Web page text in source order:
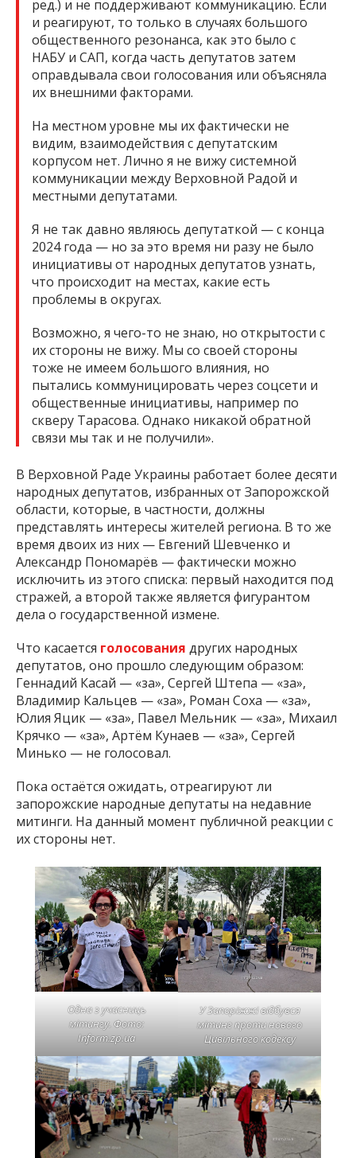
ред.) и не поддерживают коммуникацию. Если
и реагируют, то только в случаях большого
общественного резонанса, как это было с
НАБУ и САП, когда часть депутатов затем
оправдывала свои голосования или объясняла
их внешними факторами.
На местном уровне мы их фактически не
видим, взаимодействия с депутатским
корпусом нет. Лично я не вижу системной
коммуникации между Верховной Радой и
местными депутатами.
Я не так давно являюсь депутаткой — с конца
2024 года — но за это время ни разу не было
инициативы от народных депутатов узнать,
что происходит на местах, какие есть
проблемы в округах.
Возможно, я чего-то не знаю, но открытости с
их стороны не вижу. Мы со своей стороны
тоже не имеем большого влияния, но
пытались коммуницировать через соцсети и
общественные инициативы, например по
скверу Тарасова. Однако никакой обратной
связи мы так и не получили».
В Верховной Раде Украины работает более десяти
народных депутатов, избранных от Запорожской
области, которые, в частности, должны
представлять интересы жителей региона. В то же
время двоих из них — Евгений Шевченко и
Александр Пономарёв — фактически можно
исключить из этого списка: первый находится под
стражей, а второй также является фигурантом
дела о государственной измене.
Что касается голосования других народных
депутатов, оно прошло следующим образом:
Геннадий Касай — «за», Сергей Штепа — «за»,
Владимир Кальцев — «за», Роман Соха — «за»,
Юлия Яцик — «за», Павел Мельник — «за», Михаил
Крячко — «за», Артём Кунаев — «за», Сергей
Минько — не голосовал.
Пока остаётся ожидать, отреагируют ли
запорожские народные депутаты на недавние
митинги. На данный момент публичной реакции с
их стороны нет.
Одна з учасниць
мітингу. Фото:
Inform.zp.ua
У Запоріжжі відбувся
мітинг проти нового
Цивільного кодексу